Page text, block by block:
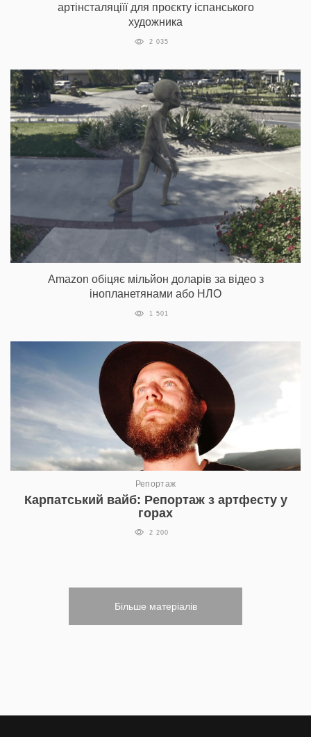
артінсталяціїї для проєкту іспанського
художника
2 035
Amazon обіцяє мільйон доларів за відео з
інопланетянами або НЛО
1 501
Репортаж
Карпатський вайб: Репортаж з артфесту у
горах
2 200
Більше матеріалів